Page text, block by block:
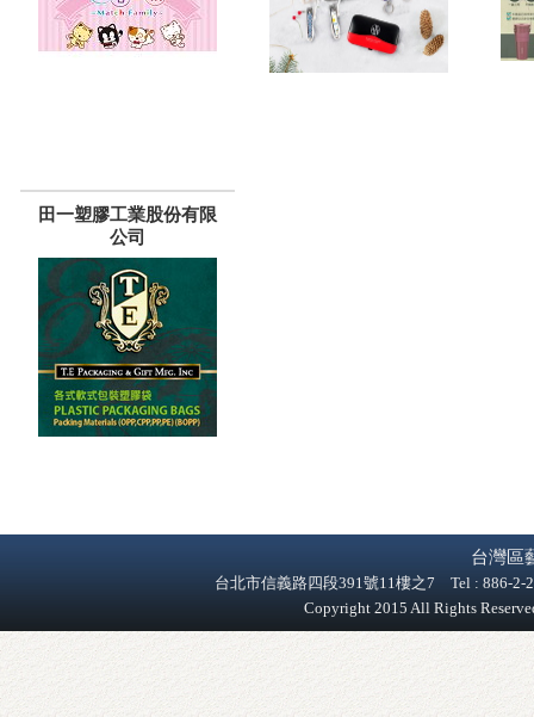
田一塑膠工業股份有限
公司
台灣區
台北市信義路四段391號11樓之7 Tel : 886-
Copyright 2015 All Rights